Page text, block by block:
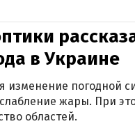
в Украине
изменение погодной
жары. При
областей.